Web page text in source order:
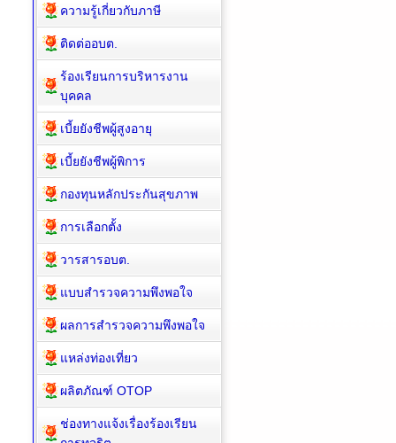
ความรู้เกี่ยวกับภาษี
ติดต่ออบต.
ร้องเรียนการบริหารงาน
บุคคล
เบี้ยยังชีพผู้สูงอายุ
เบี้ยยังชีพผู้พิการ
กองทุนหลักประกันสุขภาพ
การเลือกตั้ง
วารสารอบต.
แบบสำรวจความพึงพอใจ
ผลการสำรวจความพึงพอใจ
แหล่งท่องเที่ยว
ผลิตภัณฑ์ OTOP
ช่องทางแจ้งเรื่องร้องเรียน